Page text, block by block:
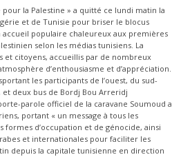
la Palestine » a quitté ce lundi matin la
et de Tunisie pour briser le blocus
accueil populaire chaleureux aux premières
selon les médias tunisiens. La
et citoyens, accueillis par de nombreux
d’enthousiasme et d’appréciation.
les participants de l’ouest, du sud-
et deux bus de Bordj Bou Arreridj
parole officiel de la caravane Soumoud a
portant « un message à tous les
d’occupation et de génocide, ainsi
et internationales pour faciliter les
depuis la capitale tunisienne en direction